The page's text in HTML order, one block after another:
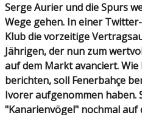
Serge Aurier und die Spurs werden künftig getrennte
Wege gehen. In einer
Klub die vorzeitige
Jährigen, der nun zum
auf dem Markt avanciert.
berichten, soll Fenerbahçe
Ivorer aufgenommen haben.
"Kanarienvögel" nochmal